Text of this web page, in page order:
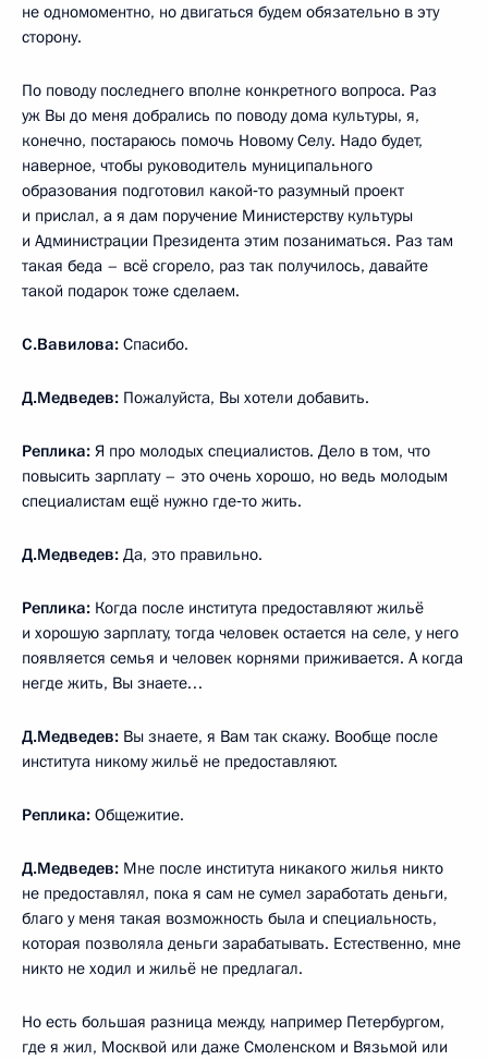
не одномоментно, но двигаться будем обязательно в эту
сторону.
По поводу последнего вполне конкретного вопроса. Раз
уж Вы до меня добрались по поводу дома культуры, я,
конечно, постараюсь помочь Новому Селу. Надо будет,
наверное, чтобы руководитель муниципального
образования подготовил какой‑то разумный проект
и прислал, а я дам поручение Министерству культуры
и Администрации Президента этим позаниматься. Раз там
такая беда – всё сгорело, раз так получилось, давайте
такой подарок тоже сделаем.
С.Вавилова: Спасибо.
Д.Медведев: Пожалуйста, Вы хотели добавить.
Реплика: Я про молодых специалистов. Дело в том, что
повысить зарплату – это очень хорошо, но ведь молодым
специалистам ещё нужно где‑то жить.
Д.Медведев: Да, это правильно.
Реплика: Когда после института предоставляют жильё
и хорошую зарплату, тогда человек остается на селе, у него
появляется семья и человек корнями приживается. А когда
негде жить, Вы знаете…
Д.Медведев: Вы знаете, я Вам так скажу. Вообще после
института никому жильё не предоставляют.
Реплика: Общежитие.
Д.Медведев: Мне после института никакого жилья никто
не предоставлял, пока я сам не сумел заработать деньги,
благо у меня такая возможность была и специальность,
которая позволяла деньги зарабатывать. Естественно, мне
никто не ходил и жильё не предлагал.
Но есть большая разница между, например Петербургом,
где я жил, Москвой или даже Смоленском и Вязьмой или